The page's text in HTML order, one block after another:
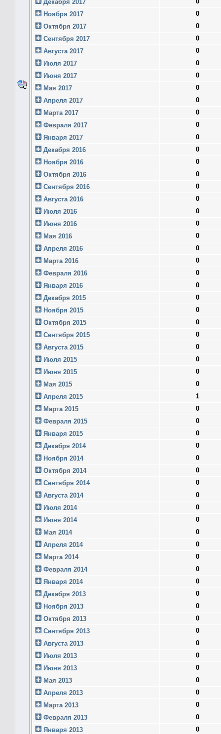
Декабря 2017
Ноября 2017
0
Октября 2017
0
Сентября 2017
0
Августа 2017
0
Июля 2017
0
Июня 2017
0
Мая 2017
0
Апреля 2017
0
Марта 2017
0
Февраля 2017
0
Января 2017
0
Декабря 2016
0
Ноября 2016
0
Октября 2016
0
Сентября 2016
0
Августа 2016
0
Июля 2016
0
Июня 2016
0
Мая 2016
0
Апреля 2016
0
Марта 2016
0
Февраля 2016
0
Января 2016
0
Декабря 2015
0
Ноября 2015
0
Октября 2015
0
Сентября 2015
0
Августа 2015
0
Июля 2015
0
Июня 2015
0
Мая 2015
0
Апреля 2015
1
Марта 2015
0
Февраля 2015
0
Января 2015
0
Декабря 2014
0
Ноября 2014
0
Октября 2014
0
Сентября 2014
0
Августа 2014
0
Июля 2014
0
Июня 2014
0
Мая 2014
0
Апреля 2014
0
Марта 2014
0
Февраля 2014
0
Января 2014
0
Декабря 2013
0
Ноября 2013
0
Октября 2013
0
Сентября 2013
0
Августа 2013
0
Июля 2013
0
Июня 2013
0
Мая 2013
0
Апреля 2013
0
Марта 2013
0
Февраля 2013
0
Января 2013
0